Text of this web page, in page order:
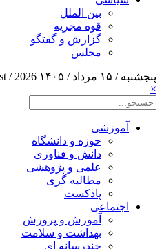
بین الملل
قوه مجریه
گزارش و گفتگو
مجلس
پنجشنبه / ۱۵ مرداد / ۱۴۰۵
/ 2026
×
آموزشی
حوزه و دانشگاه
دانش و فناوری
علمی و پژوهشی
مطالبه گری
پادکست
اجتماعی
آموزش و پرورش
بهداشت و سلامت
چندرسانه ای